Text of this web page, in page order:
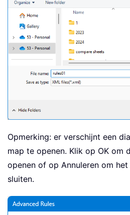
Opmerking: er verschijnt een
map te openen. Klik op OK om
openen of op Annuleren om
sluiten.